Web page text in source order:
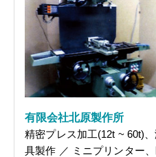
有限会社北原製作所
精密プレス加工(12t ~ 60t)
具製作 ／ ミニプリンター